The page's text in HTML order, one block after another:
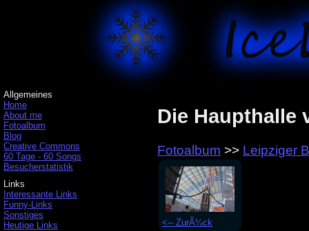
Allgemeines
Home
About me
Fotoalbum
Blog
Creative Commons
60 Tage - 60 Songs
Besucherstatistik
Links
Interessante Links
Funny-Links
Sonstiges
Heutige Links
Die Haupthalle
Fotoalbum >> Leipziger
<-- ZurÃ¼ck